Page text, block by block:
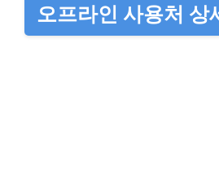
오프라인 사용처 상